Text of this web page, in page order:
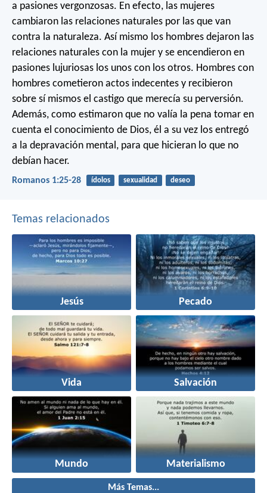
a pasiones vergonzosas. En efecto, las mujeres
cambiaron las relaciones naturales por las que van
contra la naturaleza. Así mismo los hombres dejaron las
relaciones naturales con la mujer y se encendieron en
pasiones lujuriosas los unos con los otros. Hombres con
hombres cometieron actos indecentes y recibieron
sobre sí mismos el castigo que merecía su perversión.
Además, como estimaron que no valía la pena tomar en
cuenta el conocimiento de Dios, él a su vez los entregó
a la depravación mental, para que hicieran lo que no
debían hacer.
Romanos 1:25-28 ídolos sexualidad deseo
Temas relacionados
Jesús Pecado
Vida Salvación
Mundo Materialismo
Más Temas...